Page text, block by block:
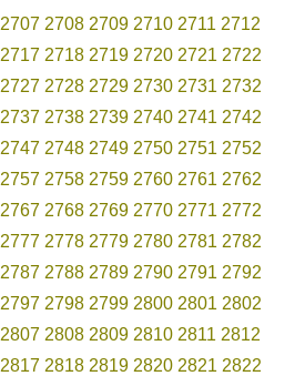
2707 2708 2709 2710 2711 2712
2717 2718 2719 2720 2721 2722
2727 2728 2729 2730 2731 2732
2737 2738 2739 2740 2741 2742
2747 2748 2749 2750 2751 2752
2757 2758 2759 2760 2761 2762
2767 2768 2769 2770 2771 2772
2777 2778 2779 2780 2781 2782
2787 2788 2789 2790 2791 2792
2797 2798 2799 2800 2801 2802
2807 2808 2809 2810 2811 2812
2817 2818 2819 2820 2821 2822